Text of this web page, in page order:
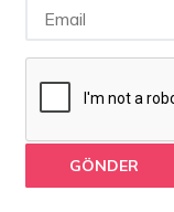
GÖNDER